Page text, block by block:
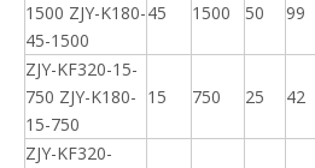
1500 ZJY-K180-
45-1500
45 1500 50 99
ZJY-KF320-15-
750 ZJY-K180-
15-750
15 750 25 42
ZJY-KF320-